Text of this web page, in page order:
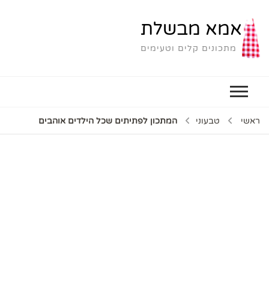
אמא מבשלת
מתכונים קלים וטעימים
ראשי טבעוני המתכון לפתיתים שכל הילדים אוהבים